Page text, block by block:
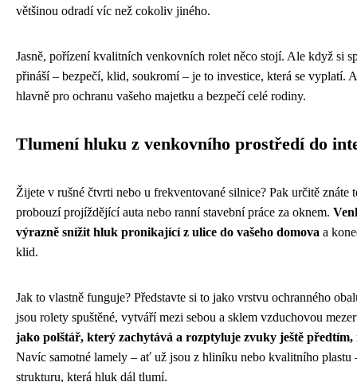
většinou odradí víc než cokoliv jiného.
Jasně, pořízení kvalitních venkovních rolet něco stojí. Ale když si
přináší – bezpečí, klid, soukromí – je to investice, která se vyplatí.
hlavně pro ochranu vašeho majetku a bezpečí celé rodiny.
Tlumení hluku z venkovního prostředí do
Žijete v rušné čtvrti nebo u frekventované silnice? Pak určitě znáte
probouzí projíždějící auta nebo ranní stavební práce za oknem.
výrazně snížit hluk pronikající z ulice do vašeho domova a
klid.
Jak to vlastně funguje? Představte si to jako vrstvu ochranného
jsou rolety spuštěné, vytváří mezi sebou a sklem vzduchovou
jako polštář, který zachytává a rozptyluje zvuky ještě předtím,
Navíc samotné lamely – ať už jsou z hliníku nebo kvalitního plastu
strukturu, která hluk dál tlumí.